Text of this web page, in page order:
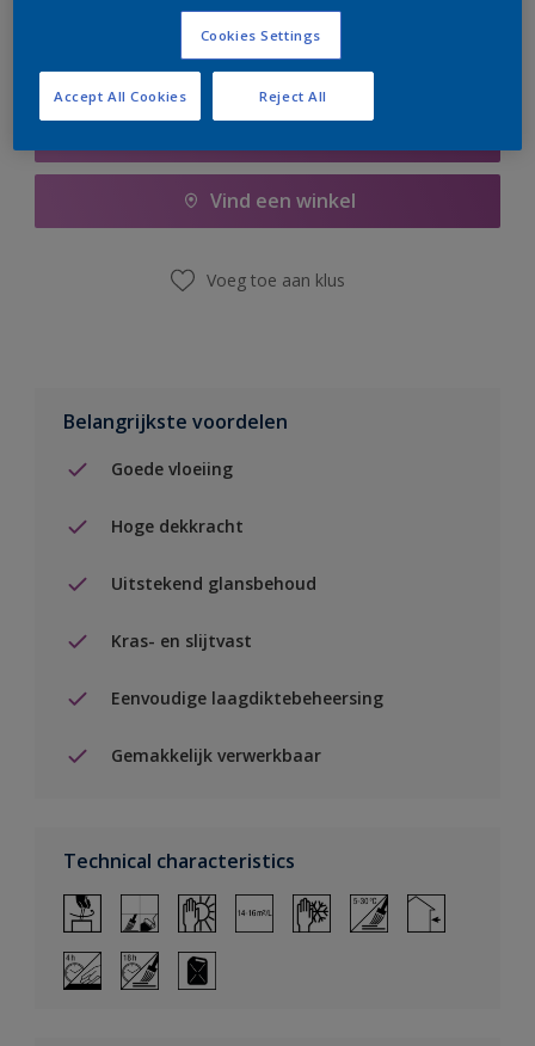
Vind een winkel
Voeg toe aan klus
Belangrijkste voordelen
Goede vloeiing
Hoge dekkracht
Uitstekend glansbehoud
Kras- en slijtvast
Eenvoudige laagdiktebeheersing
Gemakkelijk verwerkbaar
Technical characteristics
Cookies Settings
Reject All
Accept All Cookies